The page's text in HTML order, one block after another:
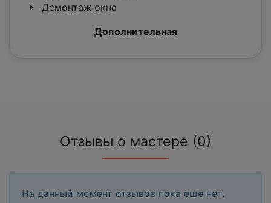
Демонтаж окна
Дополнительная
Отзывы о мастере (0)
На данный момент отзывов пока еще нет.